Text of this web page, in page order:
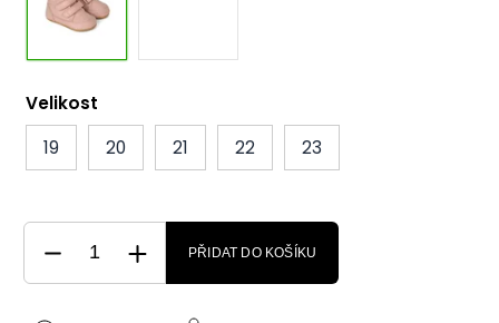
Velikost
19
20 21 22 23
PŘIDAT DO KOŠÍKU